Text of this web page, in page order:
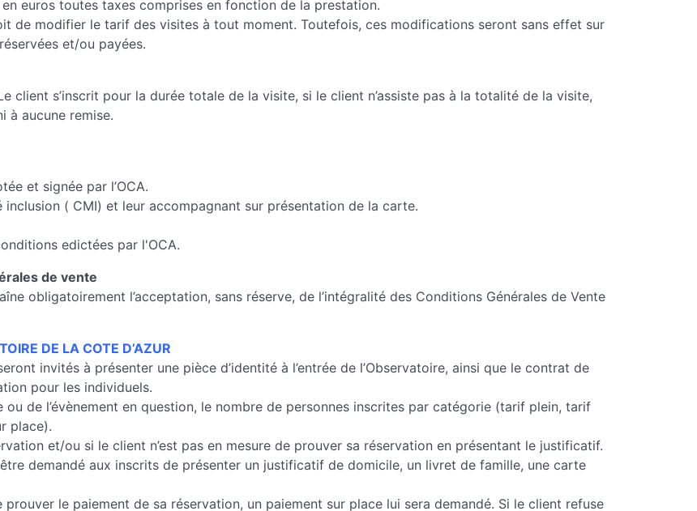
euros toutes taxes comprises en fonction de la prestation.
de modifier le tarif des visites à tout moment. Toutefois, ces modifications seront sans effet sur
et/ou payées.
client s’inscrit pour la durée totale de la visite, si le client n’assiste pas à la totalité de la visite,
à aucune remise.
et signée par l’OCA.
( CMI) et leur accompagnant sur présentation de la carte.
edictées par l'OCA.
de vente
obligatoirement l’acceptation, sans réserve, de l’intégralité des Conditions Générales de Vente
DE LA COTE D’AZUR
invités à présenter une pièce d’identité à l’entrée de l’Observatoire, ainsi que le contrat de
pour les individuels.
de l’évènement en question, le nombre de personnes inscrites par catégorie (tarif plein, tarif
place).
et/ou si le client n’est pas en mesure de prouver sa réservation en présentant le justificatif.
demandé aux inscrits de présenter un justificatif de domicile, un livret de famille, une carte
prouver le paiement de sa réservation, un paiement sur place lui sera demandé. Si le client refuse